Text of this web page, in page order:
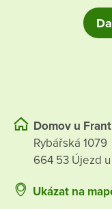
Domov u
Rybářská 1079
664 53 Újezd
Ukázat na